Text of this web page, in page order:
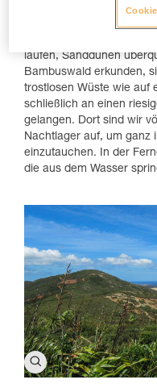
Landschaften wie sonst
landschaftliche Vielfalt
laufen, Sanddünen
Bambuswald erkunden,
trostlosen Wüste wie auf
schließlich an einen
gelangen. Dort sind wir
Nachtlager auf, um ganz
einzutauchen. In der
die aus dem Wasser